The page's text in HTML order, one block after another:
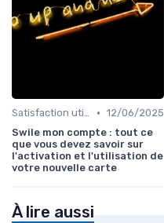
Satisfaction utilisateurs • 12/06/2025
Swile mon compte : tout ce
que vous devez savoir sur
l'activation et l'utilisation de
votre nouvelle carte
À lire aussi